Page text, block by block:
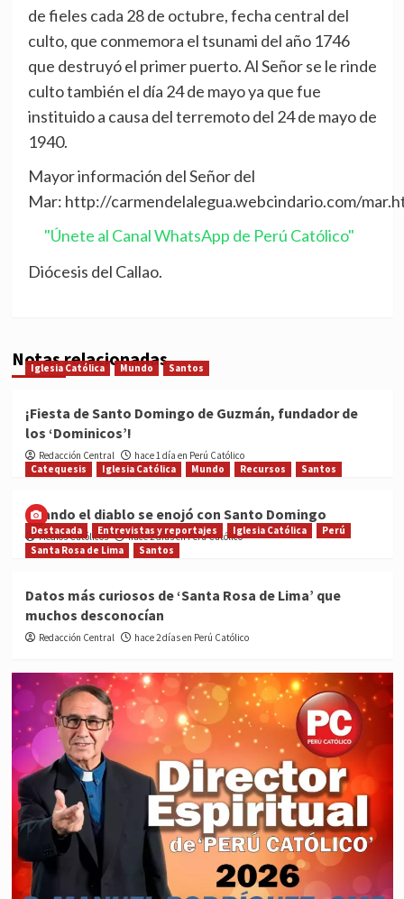
de fieles cada 28 de octubre, fecha central del
culto, que conmemora el tsunami del año 1746
que destruyó el primer puerto. Al Señor se le rinde
culto también el día 24 de mayo ya que fue
instituido a causa del terremoto del 24 de mayo de
1940.
Mayor información del Señor del
Mar: http://carmendelalegua.webcindario.com/
"Únete al Canal WhatsApp de Perú Católico"
Diócesis del Callao.
Notas relacionadas
Iglesia Católica Mundo Santos
¡Fiesta de Santo Domingo de Guzmán, fundador de
los ‘Dominicos’!
Redacción Central
hace 1 día en Perú Católico
Catequesis
Iglesia Católica Mundo Recursos Santos
Cuando el diablo se enojó con Santo Domingo
Medios Católicos hace 2 días en Perú Católico
Destacada Entrevistas y reportajes Iglesia Católica
Perú
Santa Rosa de Lima
Santos
Datos más curiosos de ‘Santa Rosa de Lima’ que
muchos desconocían
Redacción Central hace 2 días en Perú Católico